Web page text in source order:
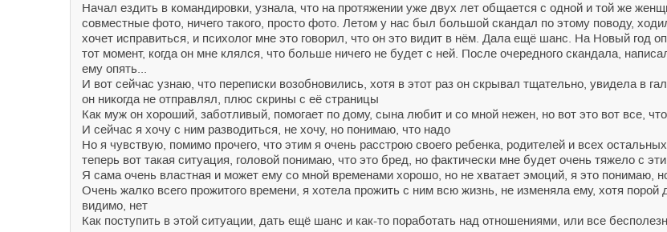
Начал ездить в командировки, узнала, что на протяжении уже двух лет общается с одной и той же
совместные фото, ничего такого, просто фото. Летом у нас был большой скандал по этому поводу,
хочет исправиться, и психолог мне это говорил, что он это видит в нём. Дала ещё шанс. На Новый год
тот момент, когда он мне клялся, что больше ничего не будет с ней. После очередного скандала,
ему опять...
И вот сейчас узнаю, что переписки возобновились, хотя в этот раз он скрывал тщательно, увидела в
он никогда не отправлял, плюс скрины с её страницы
Как муж он хороший, заботливый, помогает по дому, сына любит и со мной нежен, но вот это вот все, что
И сейчас я хочу с ним разводиться, не хочу, но понимаю, что надо
Но я чувствую, помимо прочего, что этим я очень расстрою своего ребенка, родителей и всех
теперь вот такая ситуация, головой понимаю, что это бред, но фактически мне будет очень тяжело с
Я сама очень властная и может ему со мной временами хорошо, но не хватает эмоций, я это понимаю,
Очень жалко всего прожитого времени, я хотела прожить с ним всю жизнь, не изменяла ему, хотя порой
видимо, нет
Как поступить в этой ситуации, дать ещё шанс и как-то поработать над отношениями, или все